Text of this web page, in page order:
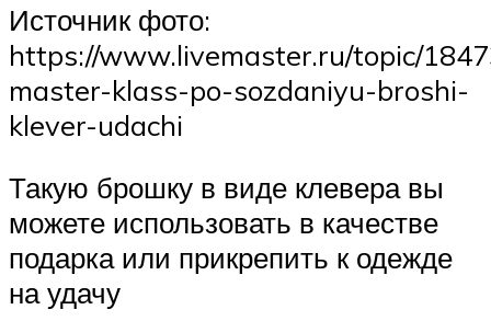
Источник фото:
https://www.livemaster.ru/topic/
master-klass-po-sozdaniyu-broshi-
klever-udachi
Такую брошку в виде клевера вы
можете использовать в качестве
подарка или прикрепить к одежде
на удачу